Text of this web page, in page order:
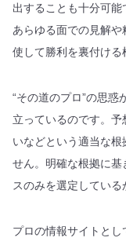
出することも十分可能
あらゆる面での見解
使して勝利を裏付ける
“その道のプロ”の思惑
立っているのです。
いなどという適当な
せん。明確な根拠に
スのみを選定している
プロの情報サイトとし